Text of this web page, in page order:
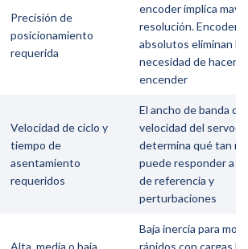
Precisión de
posicionamiento
requerida
encoder implica
resolución. Encoders
absolutos eliminan la
necesidad de hacer
encender
Velocidad de ciclo y
tiempo de
asentamiento
requeridos
El ancho de banda de
velocidad del
determina qué tan
puede responder a
de referencia y
perturbaciones
Alta, media o baja
Baja inercia para
rápidos con cargas